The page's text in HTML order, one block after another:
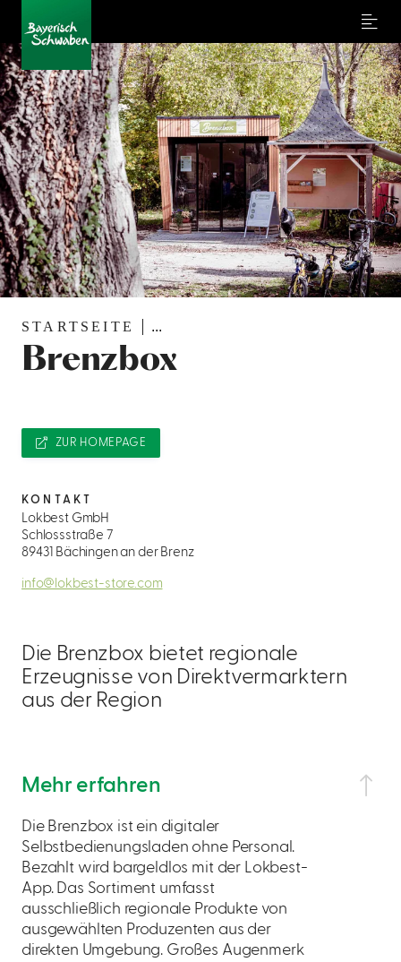
Menu
STARTSEITE ...
Brenzbox
Die Brenzbox bietet regionale
Erzeugnisse von Direktvermarktern
aus der Region
Mehr erfahren
Die Brenzbox ist ein digitaler
Selbstbedienungsladen ohne Personal.
Bezahlt wird bargeldlos mit der Lokbest-
App. Das Sortiment umfasst
ausschließlich regionale Produkte von
ausgewählten Produzenten aus der
direkten Umgebung. Großes Augenmerk
ZUR HOMEPAGE
KONTAKT
Lokbest GmbH
Schlossstraße 7
89431 Bächingen an der Brenz
info@lokbest-store.com